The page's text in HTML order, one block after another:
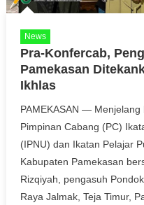
News
Pra-Konfercab,
Pamekasan
Ikhlas
PAMEKASAN — Menjelang
Pimpinan Cabang (PC)
(IPNU) dan Ikatan Pelajar
Kabupaten Pamekasan
Rizqiyah, pengasuh
Raya Jalmak, Teja Timur,